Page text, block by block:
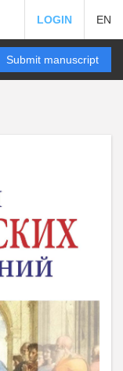
LOGIN EN
Submit manuscript